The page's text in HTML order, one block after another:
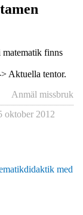
finns
Aktuella tentor.
Anmäl missbruk
oktober 2012
med